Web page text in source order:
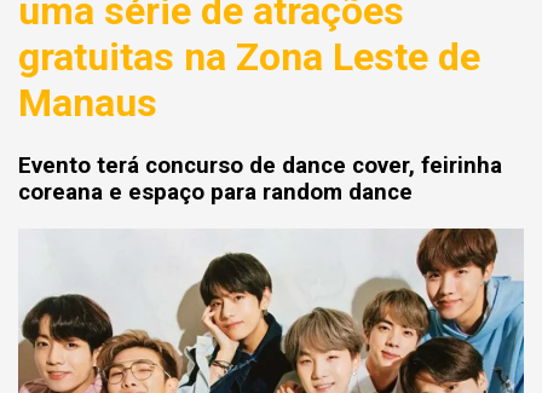
uma série de atrações
gratuitas na Zona Leste de
Manaus
Evento terá concurso de dance cover, feirinha
coreana e espaço para random dance